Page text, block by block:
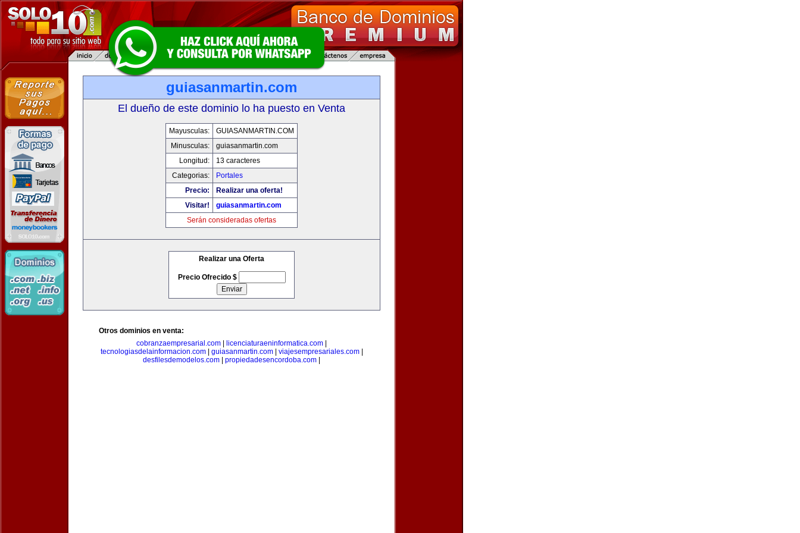
guiasanmartin.com
El dueño de este dominio lo ha puesto en Venta
Mayusculas:
GUIASANMARTIN.COM
Minusculas:
guiasanmartin.com
Longitud:
13 caracteres
Categorias:
Portales
Precio:
Realizar una oferta!
Visitar!
guiasanmartin.com
Serán consideradas ofertas
Realizar una Oferta
Precio Ofrecido $
Otros dominios en venta:
cobranzaempresarial.com
licenciaturaeninformatica.com
tecnologiasdelainformacion.com| guiasanmartin.com| viajesempresariales.com|
desfilesdemodelos.com
propiedadesencordoba.com